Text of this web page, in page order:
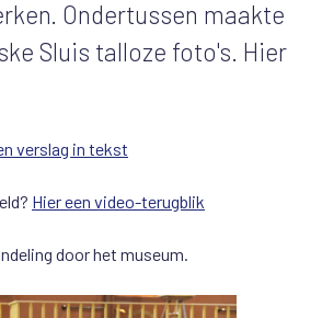
Ondertussen maakte
Sluis talloze foto's. Hier
verslag in tekst
Hier een video-terugblik
door het museum.